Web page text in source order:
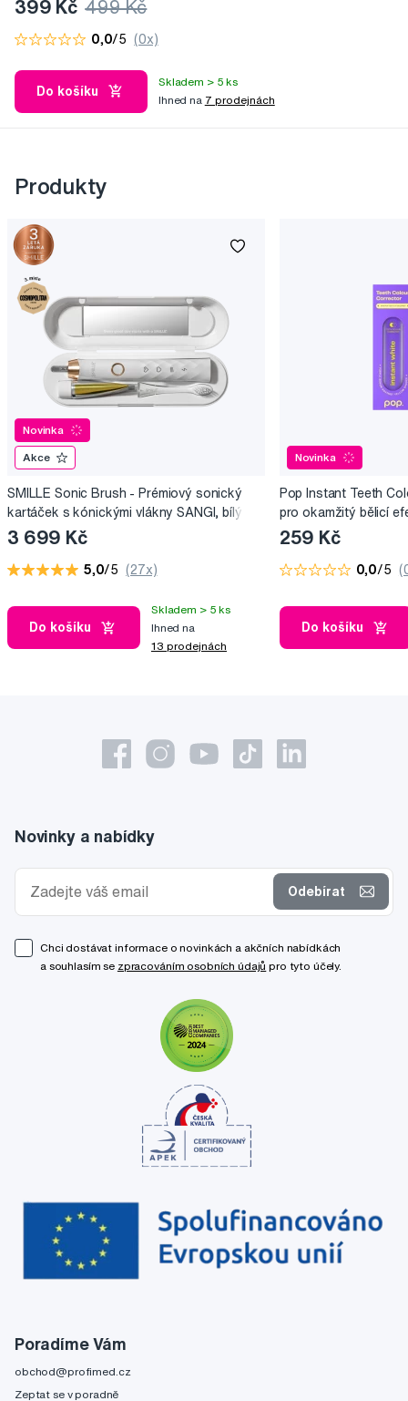
399 Kč 499 Kč
0,0/5 (0x)
Do košíku
Skladem > 5 ks
Ihned na 7 prodejnách
Produkty
Novinka
Akce
SMILLE Sonic Brush - Prémiový sonický
kartáček s kónickými vlákny SANGI, bílý
3 699 Kč
5,0/5 (27x)
Do košíku
Skladem > 5 ks
Ihned na
13 prodejnách
Novinka
Pop Instant Teeth
pro okamžitý bělicí
259 Kč
0,0/5
Do košíku
Poradíme Vám
obchod@profimed.cz
Zeptat se v poradně
Novinky a nabídky
Odebírat
Chci dostávat informace o novinkách a akčních nabídkách
a souhlasím se zpracováním osobních údajů pro tyto účely.